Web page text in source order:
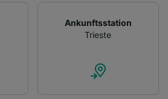
Ankunftsstation
Trieste